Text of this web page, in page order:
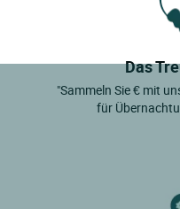
Das
"Sammeln Sie € mit
für